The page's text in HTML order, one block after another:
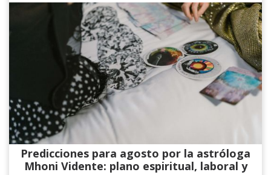
Predicciones para agosto por la astróloga
Mhoni Vidente: plano espiritual, laboral y